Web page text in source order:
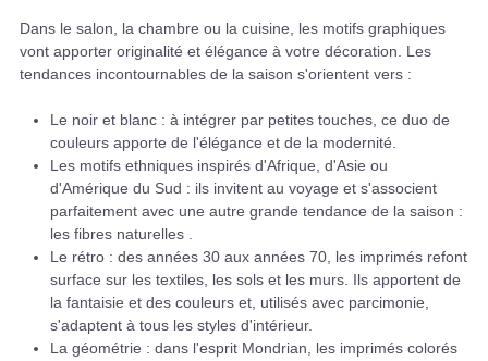
Dans le salon, la chambre ou la cuisine, les motifs graphiques
vont apporter originalité et élégance à votre décoration. Les
tendances incontournables de la saison s'orientent vers :
Le noir et blanc : à intégrer par petites touches, ce duo de
couleurs apporte de l'élégance et de la modernité.
Les motifs ethniques inspirés d'Afrique, d'Asie ou
d'Amérique du Sud : ils invitent au voyage et s'associent
parfaitement avec une autre grande tendance de la saison :
les fibres naturelles .
Le rétro : des années 30 aux années 70, les imprimés refont
surface sur les textiles, les sols et les murs. Ils apportent de
la fantaisie et des couleurs et, utilisés avec parcimonie,
s'adaptent à tous les styles d'intérieur.
La géométrie : dans l'esprit Mondrian, les imprimés colorés